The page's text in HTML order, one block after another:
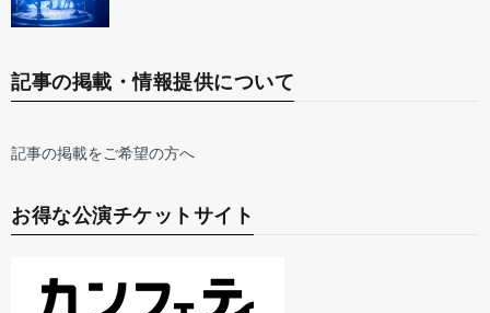
記事の掲載・情報提供について
記事の掲載をご希望の方へ
お得な公演チケットサイト